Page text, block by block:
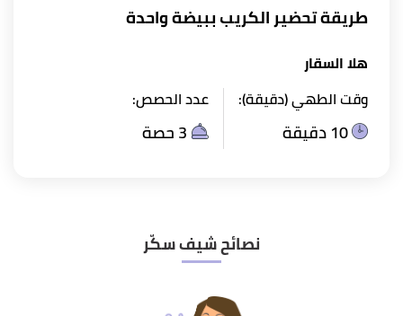
طريقة تحضير الكريب ببيضة واحدة
هلا السقار
وقت الطهي (دقيقة):
عدد الحصص:
نصائح شيف سكّر